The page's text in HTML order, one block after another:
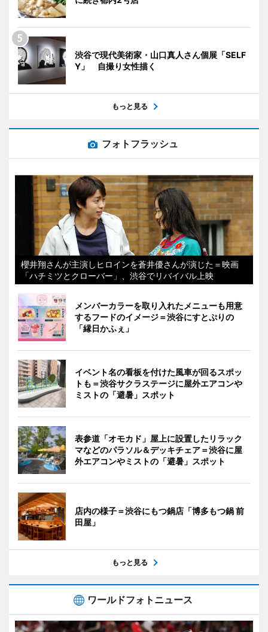
渋谷で現代美術家・山口真人さん個展「SELF
Y」 自撮り女性描く
もっと見る
フォトフラッシュ
櫻井翔さんが主演しヒロインを蒼井優さんが演じた＝映画
「ハチミツとクローバー」、渋谷でリバイバル上映
メンバーカラーを取り入れたメニューも用意
するフードのイメージ＝渋谷にすとぷりの
「縁日かふぇ」
イベント名の看板を付けた風車が回るスポッ
トも＝渋谷サクラステージに屋外エアコンや
ミストの「避暑」スポット
表参道「オモカド」屋上に設置したリラック
マなどのパラソル＆デッキチェア＝渋谷に屋
外エアコンやミストの「避暑」スポット
店内の様子＝渋谷にもつ鍋店「博多もつ鍋 前
田屋」
もっと見る
ワールドフォトニュース